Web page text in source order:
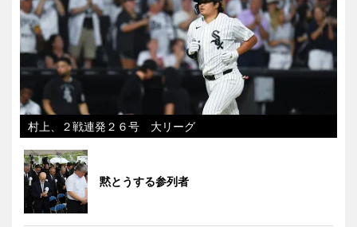
村上、２戦連発２６号 大リーグ
黙とうする参列者